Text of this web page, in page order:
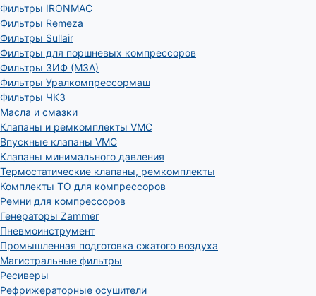
Фильтры IRONMAC
Фильтры Remeza
Фильтры Sullair
Фильтры для поршневых компрессоров
Фильтры ЗИФ (МЗА)
Фильтры Уралкомпрессормаш
Фильтры ЧКЗ
Масла и смазки
Клапаны и ремкомплекты VMC
Впускные клапаны VMC
Клапаны минимального давления
Термостатические клапаны, ремкомплекты
Комплекты ТО для компрессоров
Ремни для компрессоров
Генераторы Zammer
Пневмоинструмент
Промышленная подготовка сжатого воздуха
Магистральные фильтры
Ресиверы
Рефрижераторные осушители